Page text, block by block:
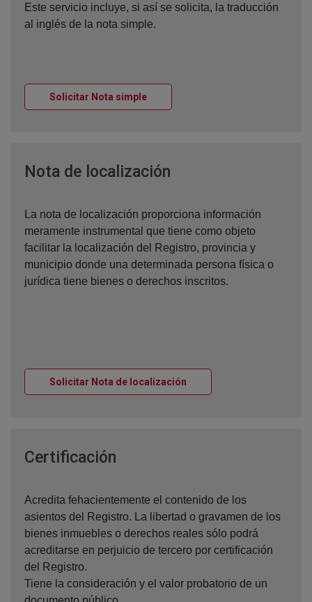
Este servicio incluye, si así se solicita, la traducción
al inglés de la nota simple.
Solicitar Nota simpleVentana nueva
Nota de localización
La nota de localización proporciona información
meramente instrumental que tiene como objeto
facilitar la localización del Registro, provincia y
municipio donde una determinada persona física o
jurídica tiene bienes o derechos inscritos.
Solicitar Nota de localización
Certificación
Acredita fehacientemente el contenido de los
asientos del Registro. La libertad o gravamen de los
bienes inmuebles o derechos reales sólo podrá
acreditarse en perjuicio de tercero por certificación
del Registro.
Tiene la consideración y el valor probatorio de un